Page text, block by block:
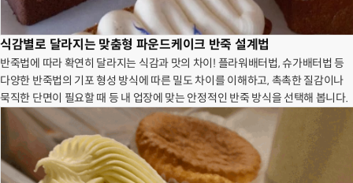
식감별로 달라지는 맞춤형 파운드케이크 반죽 설계법
반죽법에 따라 확연히 달라지는 식감과 맛의 차이! 플라워배터법, 슈가배터법 등
다양한 반죽법의 기포 형성 방식에 따른 밀도 차이를 이해하고, 촉촉한 질감이나
묵직한 단면이 필요할 때 등 내 업장에 맞는 안정적인 반죽 방식을 선택해 봅니다.